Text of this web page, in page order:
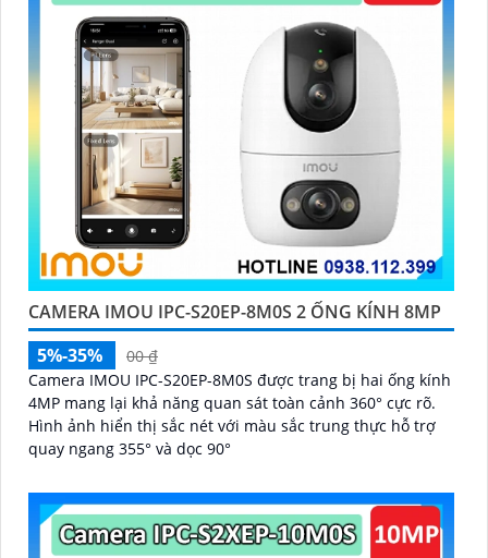
CAMERA IMOU IPC-S20EP-8M0S 2 ỐNG KÍNH 8MP
5%-35%
00 ₫
Camera IMOU IPC-S20EP-8M0S được trang bị hai ống kính
4MP mang lại khả năng quan sát toàn cảnh 360° cực rõ.
Hình ảnh hiển thị sắc nét với màu sắc trung thực hỗ trợ
quay ngang 355° và dọc 90°